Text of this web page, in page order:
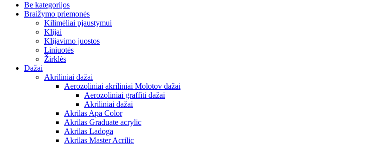
Be kategorijos
Braižymo priemonės
Kilimėliai pjaustymui
Klijai
Klijavimo juostos
Liniuotės
Žirklės
Dažai
Akriliniai dažai
Aerozoliniai akriliniai Molotov dažai
Aerozoliniai graffiti dažai
Akriliniai dažai
Akrilas Apa Color
Akrilas Graduate acrylic
Akrilas Ladoga
Akrilas Master Acrilic